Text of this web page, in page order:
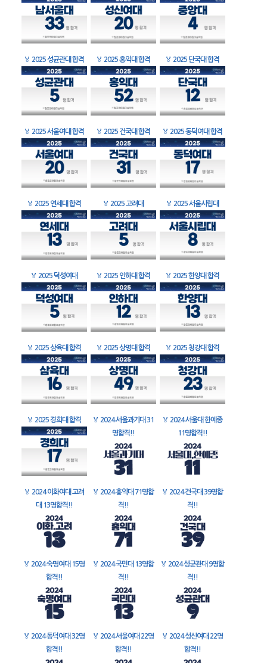
🏅 2025 성균관대 합격 🏅 2025 홍익대 합격 🏅 2025 단국대 합격
🏅 2025 서울여대 합격 🏅 2025 건국대 합격 🏅 2025 동덕여대 합격
🏅 2025 연세대 합격 🏅 2025 고려대 🏅 2025 서울시립대
🏅 2025 덕성여대 🏅 2025 인하대 합격 🏅 2025 한양대 합격
🏅 2025 삼육대 합격 🏅 2025 상명대 합격 🏅 2025 청강대 합격
🏅 2025 경희대 합격 🏅 2024 서울과기대 31
명합격!!
🏅 2024 서울대 한예종
11명합격!!
🏅 2024 이화여대 고려
대 13명합격!!
🏅 2024 홍익대 71명합
격!!
🏅 2024 건국대 39명합
격!!
🏅 2024 숙명여대 15명
합격!!
🏅 2024 국민대 13명합
격!!
🏅 2024 성균관대 9명합
격!!
🏅 2024 동덕여대 32명
합격!!
🏅 2024 서울여대 22명
합격!!
🏅 2024 성신여대 22명
합격!!